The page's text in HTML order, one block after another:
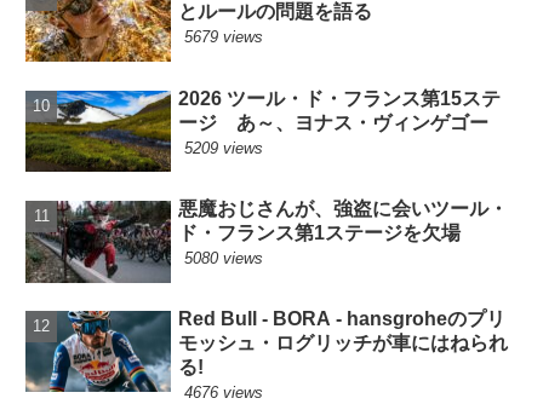
とルールの問題を語る
5679 views
2026 ツール・ド・フランス第15ステ
ージ あ～、ヨナス・ヴィンゲゴー
5209 views
悪魔おじさんが、強盗に会いツール・
ド・フランス第1ステージを欠場
5080 views
Red Bull - BORA - hansgroheのプリ
モッシュ・ログリッチが車にはねられ
る!
4676 views